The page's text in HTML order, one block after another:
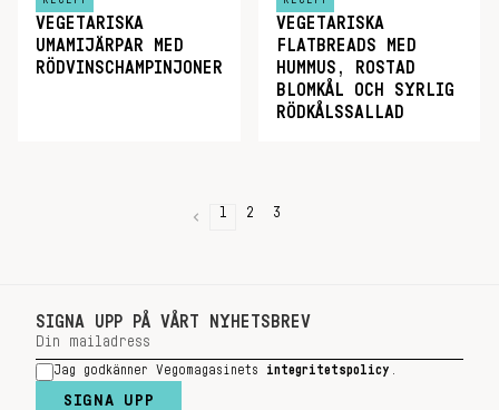
VEGETARISKA
UMAMIJÄRPAR MED
RÖDVINSCHAMPINJONER
VEGETARISKA
FLATBREADS MED
HUMMUS, ROSTAD
BLOMKÅL OCH SYRLIG
RÖDKÅLSSALLAD
1 2 3
SIGNA UPP PÅ VÅRT NYHETSBREV
Jag godkänner Vegomagasinets integritetspolicy
SIGNA UPP